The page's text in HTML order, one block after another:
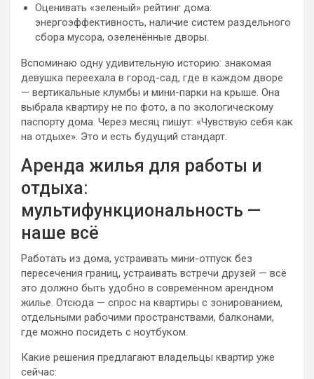
Оценивать «зеленый» рейтинг дома:
энергоэффективность, наличие систем раздельного
сбора мусора, озеленённые дворы.
Вспоминаю одну удивительную историю: знакомая
девушка переехала в город-сад, где в каждом дворе
— вертикальные клумбы и мини-парки на крыше. Она
выбрала квартиру не по фото, а по экологическому
паспорту дома. Через месяц пишут: «Чувствую себя как
на отдыхе». Это и есть будущий стандарт.
Аренда жилья для работы и
отдыха:
мультифункциональность —
наше всё
Работать из дома, устраивать мини-отпуск без
пересечения границ, устраивать встречи друзей — всё
это должно быть удобно в совремённом арендном
жилье. Отсюда — спрос на квартиры с зонированием,
отдельными рабочими пространствами, балконами,
где можно посидеть с ноутбуком.
Какие решения предлагают владельцы квартир уже
сейчас: